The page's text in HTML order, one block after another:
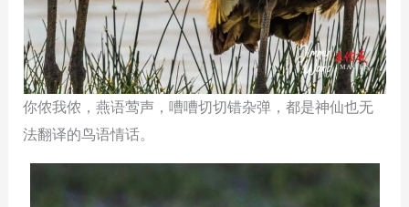
你侬我侬，燕语莺声，嘈嘈切切错杂弹，都是神仙也无
法翻译的鸟语情话。